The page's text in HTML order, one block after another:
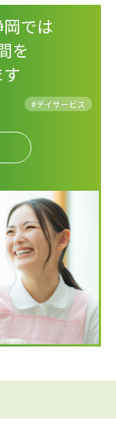
では
を
#デイサービス